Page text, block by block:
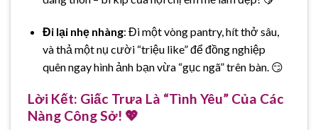
Đi lại nhẹ nhàng: Đi một vòng pantry, hít thở sâu,
và thả một nụ cười “triệu like” để đồng nghiệp
quên ngay hình ảnh bạn vừa “gục ngã” trên bàn. 😏
Lời Kết: Giấc Trưa Là “Tình Yêu” Của Các
Nàng Công Sở! 💖